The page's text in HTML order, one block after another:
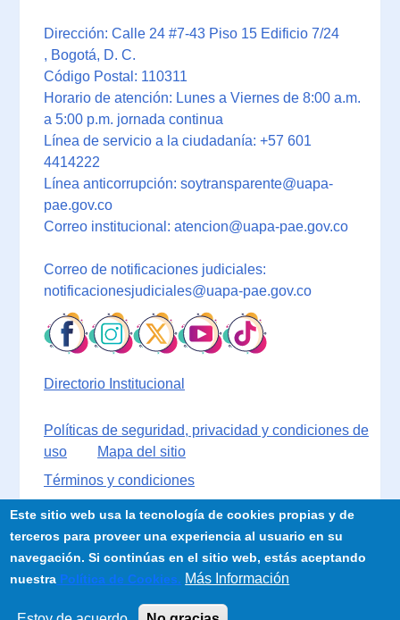
Dirección: Calle 24 #7-43 Piso 15 Edificio 7/24
, Bogotá, D. C.
Código Postal: 110311
Horario de atención: Lunes a Viernes de 8:00 a.m.
a 5:00 p.m. jornada continua
Línea de servicio a la ciudadanía: +57 601
4414222
Línea anticorrupción: soytransparente@uapa-
pae.gov.co
Correo institucional: atencion@uapa-pae.gov.co
Correo de notificaciones judiciales:
notificacionesjudiciales@uapa-pae.gov.co
Directorio Institucional
Políticas de seguridad, privacidad y condiciones de
uso
Mapa del sitio
Términos y condiciones
Este sitio web usa la tecnología de cookies propias y de
terceros para proveer una experiencia al usuario en su
navegación. Si continúas en el sitio web, estás aceptando
nuestra Política de Cookies. Más Información